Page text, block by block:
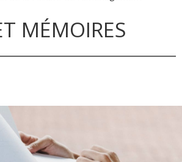
MÉMOIRES